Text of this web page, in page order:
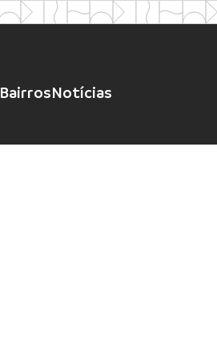
BairrosNotícias